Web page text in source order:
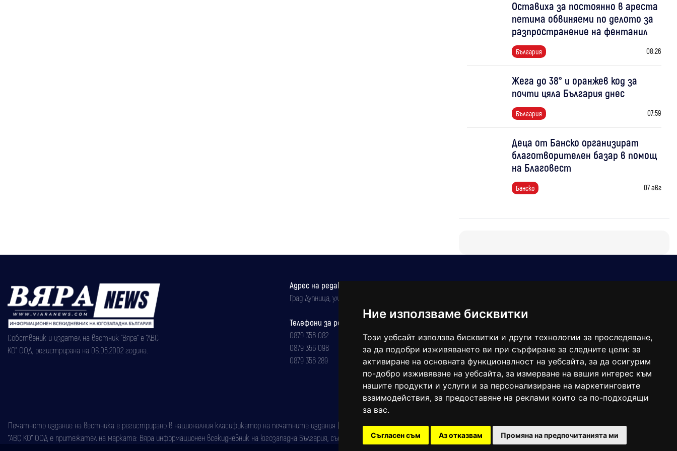
Ние използваме бисквитки
Този уебсайт използва бисквитки и други технологии за проследяване,
за да подобри изживяването ви при сърфиране за следните цели: за
активиране на основната функционалност на уебсайта, за да осигурим
по-добро изживяване на уебсайта, за измерване на вашия интерес към
нашите продукти и услуги и за персонализиране на маркетинговите
взаимодействия, за предоставяне на реклами които са по-подходящи
за вас.
Съгласен съм Аз отказвам Промяна на предпочитанията ми
Оставиха за постоянно в ареста
петима обвиняеми по делото за
разпространение на фентанил
България 08:26
Жега до 38° и оранжев код за
почти цяла България днес
България 07:59
Деца от Банско организират
благотворителен базар в помощ
на Благовест
Банско 07 авг
Собственик и издател на вестник "Вяра" е "АВС
КО" ООД, регистрирана на 08.05.2002 година.
Адрес на редакцията
Град Дупница, ул.''Христо Ботев" 43
Телефони за реклама и абонаменти
0879 356 082
0879 356 098
0879 356 289
balgarkanews@gmail.com
Печатното издание на вестника е регистрирано в националния класификатор на печатните издания (Българска национална агенция за ISSN) под номер: ISSN 1312-4722.
"АВС КО" ООД е притежател на марката: Вяра информационен всекидневник на югозападна България, със свидетелство за марка рег. номер: 47857/11.05.2004 година.